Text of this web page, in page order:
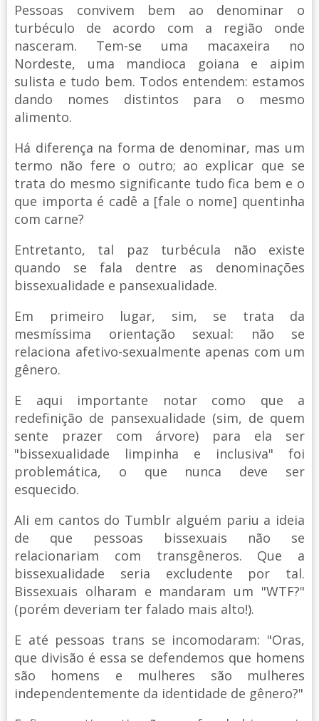
Pessoas convivem bem ao denominar o
turbéculo de acordo com a região onde
nasceram. Tem-se uma macaxeira no
Nordeste, uma mandioca goiana e aipim
sulista e tudo bem. Todos entendem: estamos
dando nomes distintos para o mesmo
alimento.
Há diferença na forma de denominar, mas um
termo não fere o outro; ao explicar que se
trata do mesmo significante tudo fica bem e o
que importa é cadê a [fale o nome] quentinha
com carne?
Entretanto, tal paz turbécula não existe
quando se fala dentre as denominações
bissexualidade e pansexualidade.
Em primeiro lugar, sim, se trata da
mesmíssima orientação sexual: não se
relaciona afetivo-sexualmente apenas com um
gênero.
E aqui importante notar como que a
redefinição de pansexualidade (sim, de quem
sente prazer com árvore) para ela ser
"bissexualidade limpinha e inclusiva" foi
problemática, o que nunca deve ser
esquecido.
Ali em cantos do Tumblr alguém pariu a ideia
de que pessoas bissexuais não se
relacionariam com transgêneros. Que a
bissexualidade seria excludente por tal.
Bissexuais olharam e mandaram um "WTF?"
(porém deveriam ter falado mais alto!).
E até pessoas trans se incomodaram: "Oras,
que divisão é essa se defendemos que homens
são homens e mulheres são mulheres
independentemente da identidade de gênero?"